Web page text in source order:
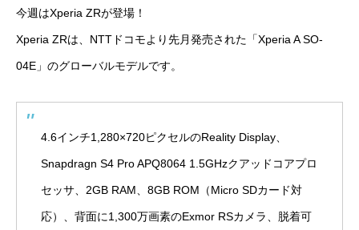
今週はXperia ZRが登場！
Xperia ZRは、NTTドコモより先月発売された「Xperia A SO-
04E」のグローバルモデルです。
4.6インチ1,280×720ピクセルのReality Display、
Snapdragn S4 Pro APQ8064 1.5GHzクアッドコアプロ
セッサ、2GB RAM、8GB ROM（Micro SDカード対
応）、背面に1,300万画素のExmor RSカメラ、脱着可